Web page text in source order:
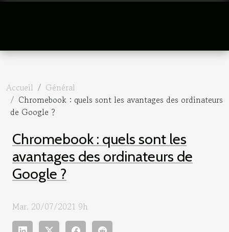
Accueil
Général
Chromebook : quels sont les avantages des ordinateurs
de Google ?
Chromebook : quels sont les
avantages des ordinateurs de
Google ?
Mar. 20/07/2021 9h